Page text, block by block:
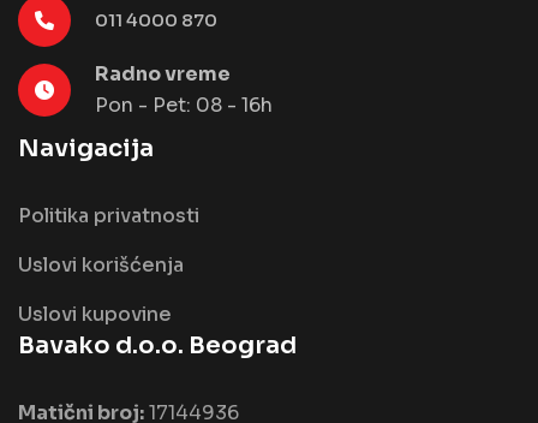
011 4000 870
Radno vreme
Pon - Pet: 08 - 16h
Navigacija
Politika privatnosti
Uslovi korišćenja
Uslovi kupovine
Bavako d.o.o. Beograd
Matični broj:17144936